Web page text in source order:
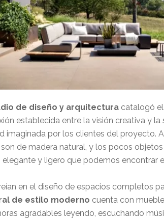
de diseño y arquitectura catalogó
establecida entre la visión creativa y la
imaginada por los clientes del proyecto.
son de madera natural, y los pocos
y ligero que podemos encontrar
en el diseño de espacios completos
de estilo moderno cuenta con
agradables leyendo, escuchando